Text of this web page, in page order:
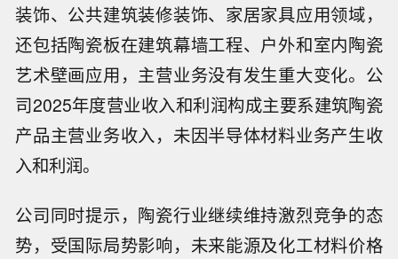
装饰、公共建筑装修装饰、家居家具应用领域，
还包括陶瓷板在建筑幕墙工程、户外和室内陶瓷
艺术壁画应用，主营业务没有发生重大变化。公
司2025年度营业收入和利润构成主要系建筑陶瓷
产品主营业务收入，未因半导体材料业务产生收
入和利润。
公司同时提示，陶瓷行业继续维持激烈竞争的态
势，受国际局势影响，未来能源及化工材料价格